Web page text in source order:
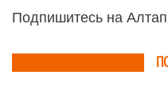
Подпишитесь на